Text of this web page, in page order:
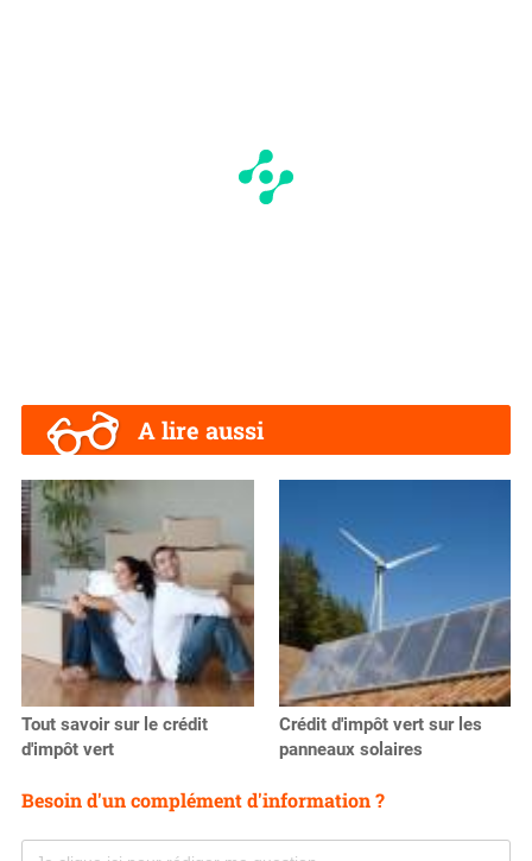
A lire aussi
Tout savoir sur le crédit
d'impôt vert
Crédit d'impôt vert sur les
panneaux solaires
Besoin d'un complément d'information ?